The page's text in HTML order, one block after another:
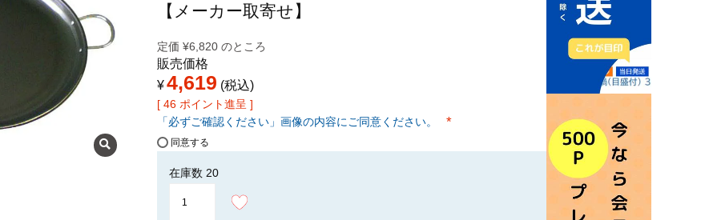
【メーカー取寄せ】
定価 ¥6,820 のところ
販売価格
¥4,619 税込
[ 46 ポイント進呈 ]
「必ずご確認ください」画像の内容にご同意ください。
同意する
在庫数 20